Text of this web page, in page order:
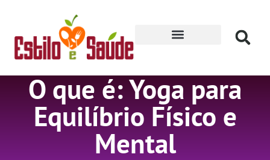
O que é: Yoga para
Equilíbrio Físico e
Mental